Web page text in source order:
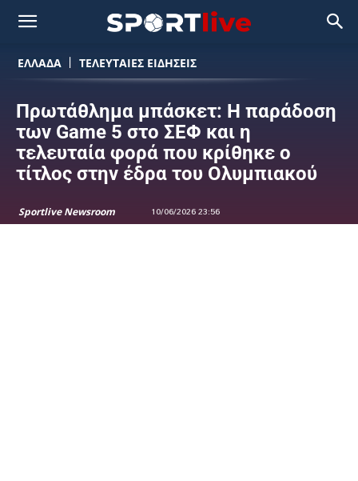
ΕΛΛΑΔΑ ΤΕΛΕΥΤΑΙΕΣ ΕΙΔΗΣΕΙΣ
Πρωτάθλημα μπάσκετ: Η παράδοση
των Game 5 στο ΣΕΦ και η
τελευταία φορά που κρίθηκε ο
τίτλος στην έδρα του Ολυμπιακού
Sportlive Newsroom 10/06/2026 23:56